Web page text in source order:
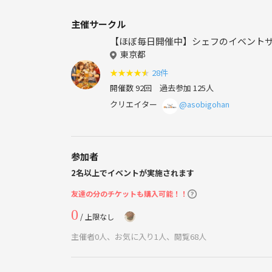
主催サークル
【ほぼ毎日開催中】シェフのイベント
東京都
★★★★★ 28件
開催数 92回 過去参加 125人
クリエイター
@asobigohan
参加者
2名以上でイベントが実施されます
友達の分のチケットも購入可能！！
0 / 上限なし
主催者0人、お気に入り1人、閲覧68人